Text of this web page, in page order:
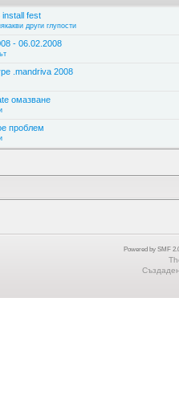
install fest
други глупости
- 06.02.2008
.mandriva 2008
омазване
проблем
Powered by SMF